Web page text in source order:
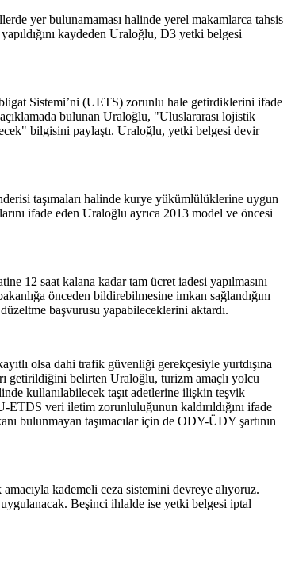
yer bulunamaması halinde yerel makamlarca tahsis
kaydeden Uraloğlu, D3 yetki belgesi
Sistemi’ni (UETS) zorunlu hale getirdiklerini ifade
bulunan Uraloğlu, "Uluslararası lojistik
bilgisini paylaştı. Uraloğlu, yetki belgesi devir
taşımaları halinde kurye yükümlülüklerine uygun
ifade eden Uraloğlu ayrıca 2013 model ve öncesi
12 saat kalana kadar tam ücret iadesi yapılmasını
önceden bildirebilmesine imkan sağlandığını
başvurusu yapabileceklerini aktardı.
olsa dahi trafik güvenliği gerekçesiyle yurtdışına
getirildiğini belirten Uraloğlu, turizm amaçlı yolcu
kullanılabilecek taşıt adetlerine ilişkin teşvik
ETDS veri iletim zorunluluğunun kaldırıldığını ifade
bulunmayan taşımacılar için de ODY-ÜDY şartının
kademeli ceza sistemini devreye alıyoruz.
Beşinci ihlalde ise yetki belgesi iptal